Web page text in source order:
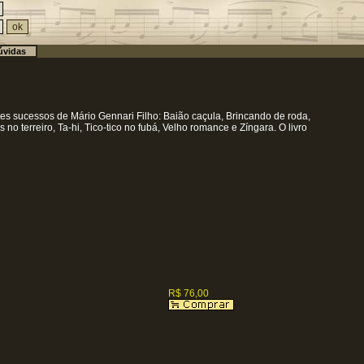
sucessos de Mário Gennari Filho: Baião caçula, Brincando de roda,
terreiro, Ta-hi, Tico-tico no fubá, Velho romance e Zíngara. O livro
R$ 76,00